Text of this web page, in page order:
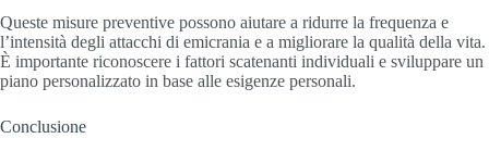
Queste misure preventive possono aiutare a ridurre la frequenza e
l’intensità degli attacchi di emicrania e a migliorare la qualità della vita.
È importante riconoscere i fattori scatenanti individuali e sviluppare un
piano personalizzato in base alle esigenze personali.
Conclusione